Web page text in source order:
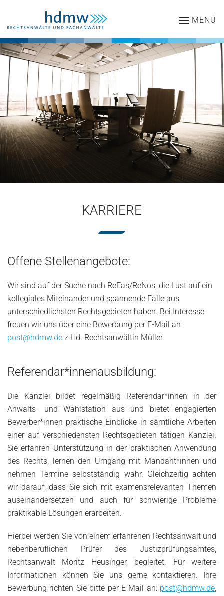
Zum Hauptinhalt springen
MENÜ
KARRIERE
Offene Stellenangebote:
Wir sind auf der Suche nach ReFas/ReNos, die Lust auf ein
kollegiales Miteinander und spannende Fälle aus
unterschiedlichsten Rechtsgebieten haben. Bei Interesse
freuen wir uns über eine Bewerbung per E-Mail an
post@hdmw.de z.Hd. Rechtsanwältin Müller.
Referendar*innenausbildung:
Die Kanzlei bildet regelmäßig Referendar*innen in der
Anwalts- und Wahlstation aus und bietet engagierten
Bewerber*innen praktische Einblicke in sämtliche Arbeiten
einer auf verschiedensten Rechtsgebieten tätigen Kanzlei.
Sie erfahren Unterstützung in der praktischen Anwendung
des Rechts, lernen den Umgang mit Mandant*innen und
nehmen Termine selbstständig wahr. Gleichzeitig achten
wir darauf, dass Sie sich mit examensrelevanten Themen
auseinandersetzen und auch für schwierige Probleme
praktikable Lösungen erarbeiten.
Hierbei werden Sie von einem erfahrenen Rechtsanwalt und
nebenberuflichen Prüfer des Justizprüfungsamtes,
Rechtsanwalt Moritz Heusinger, begleitet. Für weitere
Informationen können Sie uns gerne kontaktieren. Ihre
Bewerbung richten Sie bitte per E-Mail an: post@hdmw.de,